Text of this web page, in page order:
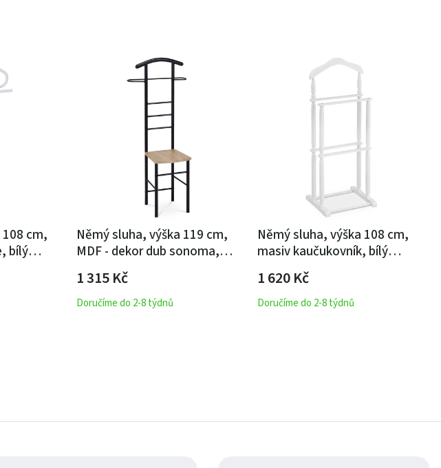
cm,
bílý
kg
Němý sluha, výška 119 cm,
MDF - dekor dub sonoma,
kov - černý lak, nosnost 90 kg
1 315Kč
Doručíme do 2-8 týdnů
Němý sluha, výška 108 cm,
masiv kaučukovník, bílý
matný lak, nosnost 7 kg
1 620Kč
Doručíme do 2-8 týdnů